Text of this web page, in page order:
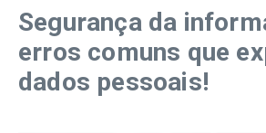
Segurança da
erros comuns que
dados pessoais!